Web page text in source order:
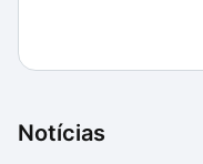
Por outro lado, Qual
aplicativo recheado
recursos visuais.
Notícias